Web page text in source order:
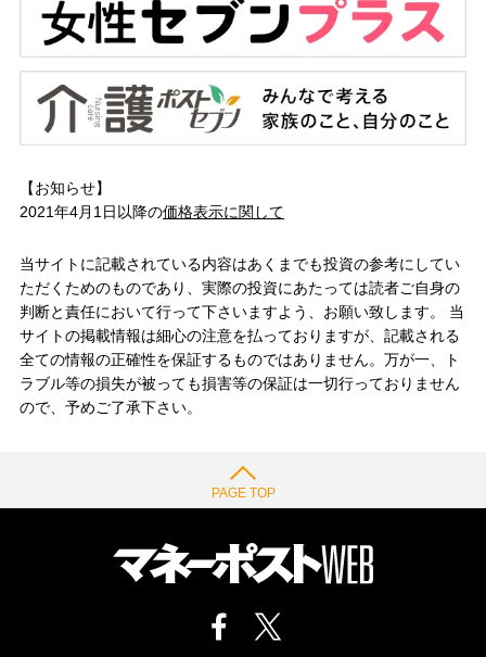
【お知らせ】
2021年4月1日以降の価格表示に関して
当サイトに記載されている内容はあくまでも投資の参考にしてい
ただくためのものであり、実際の投資にあたっては読者ご自身の
判断と責任において行って下さいますよう、お願い致します。 当
サイトの掲載情報は細心の注意を払っておりますが、記載される
全ての情報の正確性を保証するものではありません。万が一、ト
ラブル等の損失が被っても損害等の保証は一切行っておりません
ので、予めご了承下さい。
PAGE TOP